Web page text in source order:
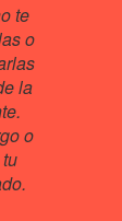
te
o
la
o